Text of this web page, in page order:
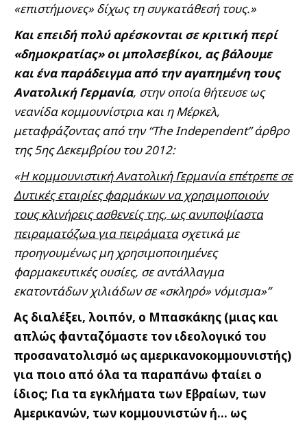
«επιστήμονες» δίχως τη συγκατάθεσή τους.»
Και επειδή πολύ αρέσκονται σε κριτική περί
«δημοκρατίας» οι μπολσεβίκοι, ας βάλουμε
και ένα παράδειγμα από την αγαπημένη τους
Ανατολική Γερμανία, στην οποία θήτευσε ως
νεανίδα κομμουνίστρια και η Μέρκελ,
μεταφράζοντας από την “The Independent” άρθρο
της 5ης Δεκεμβρίου του 2012:
«Η κομμουνιστική Ανατολική Γερμανία επέτρεπε σε
Δυτικές εταιρίες φαρμάκων να χρησιμοποιούν
τους κλινήρεις ασθενείς της, ως ανυποψίαστα
πειραματόζωα για πειράματασχετικά με
προηγουμένως μη χρησιμοποιημένες
φαρμακευτικές ουσίες, σε αντάλλαγμα
εκατοντάδων χιλιάδων σε «σκληρό» νόμισμα»”
Ας διαλέξει, λοιπόν, ο Μπασκάκης (μιας και
απλώς φανταζόμαστε τον ιδεολογικό του
προσανατολισμό ως αμερικανοκομμουνιστής)
για ποιο από όλα τα παραπάνω φταίει ο
ίδιος; Για τα εγκλήματα των Εβραίων, των
Αμερικανών, των κομμουνιστών ή… ως